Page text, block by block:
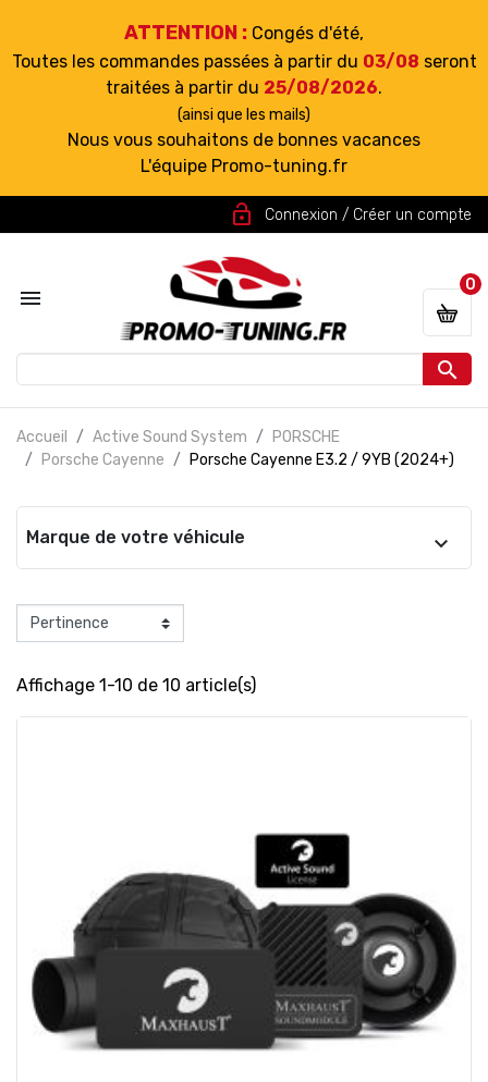
ATTENTION : Congés d'été,
Toutes les commandes passées à partir du 03/08 seront
traitées à partir du 25/08/2026.
(ainsi que les mails)
Nous vous souhaitons de bonnes vacances
L'équipe Promo-tuning.fr
lock_open Connexion / Créer un compte


0
Accueil Active Sound System
PORSCHE
Porsche Cayenne
Porsche Cayenne E3.2 / 9YB (2024+)
Marque de votre véhicule
Affichage 1-10 de 10 article(s)